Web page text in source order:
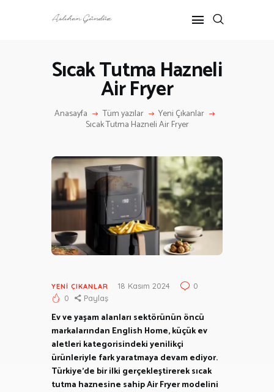
Sıcak Tutma Hazneli
Air Fryer
Anasayfa Tüm yazılar Yeni Çıkanlar
Sıcak Tutma Hazneli Air Fryer
ANASAYFA
ANNE-ÇOCUK
HAKKIMDA
İLETIŞIM
YENI ÇIKANLAR 18 Kasım 2024
0
0
Paylaş
Ev ve yaşam alanları sektörünün öncü
markalarından English Home, küçük ev
aletleri kategorisindeki yenilikçi
ürünleriyle fark yaratmaya devam ediyor.
Türkiye’de bir ilki gerçekleştirerek sıcak
tutma haznesine sahip Air Fryer modelini